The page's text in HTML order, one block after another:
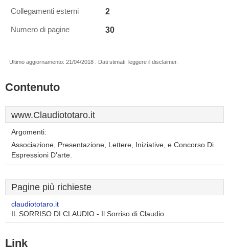
Collegamenti esterni 2
Numero di pagine 30
Ultimo aggiornamento: 21/04/2018 . Dati stimati, leggere il disclaimer.
Contenuto
www.Claudiototaro.it
Argomenti:
Associazione, Presentazione, Lettere, Iniziative, e Concorso Di
Espressioni D'arte.
Pagine più richieste
claudiototaro.it
IL SORRISO DI CLAUDIO - Il Sorriso di Claudio
Link